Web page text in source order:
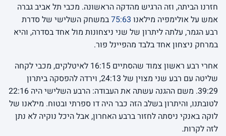
חזרנו הביתה, וזה הרגיש מהדקה הראשונה. מכבי תל אביב גברה
אמש על אולימפיה מילאנו 75:63במשחק השלישי של סדרת
רבע הגמר, עלתה ליתרון של שני ניצחונות מול אחד בסדרה, והיא
במרחק ניצחון אחד בלבד מהפיינל פור.
אחרי רבע ראשון צמוד שהסתיים 16:15 לאיטלקים, מכבי לקחה
שליטה עם רבע שני מצוין של 24:13, וירדה להפסקה ביתרון
39:29. משם ההגנה עשתה את העבודה: הרבע השלישי היה 22:16
לטובתנו, והיתרון בשלב הזה כבר היה דו ספרתי ובטוח. מילאנו של
לוקה באנקי ניסתה לחזור ברבע האחרון, אבל היכל נוקיה לא נתן
לזה לקרות.